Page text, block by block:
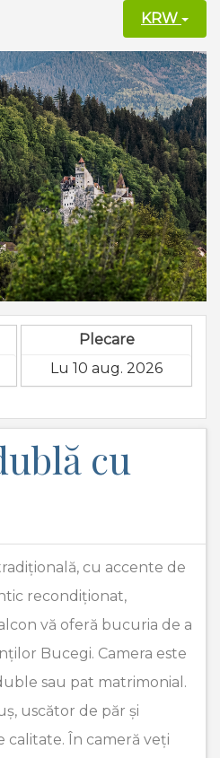
KRW
Plecare
cu
cu accente de
recondiționat,
vă oferă bucuria de a
Bucegi. Camera este
sau pat matrimonial.
uscător de păr și
calitate. În cameră veți